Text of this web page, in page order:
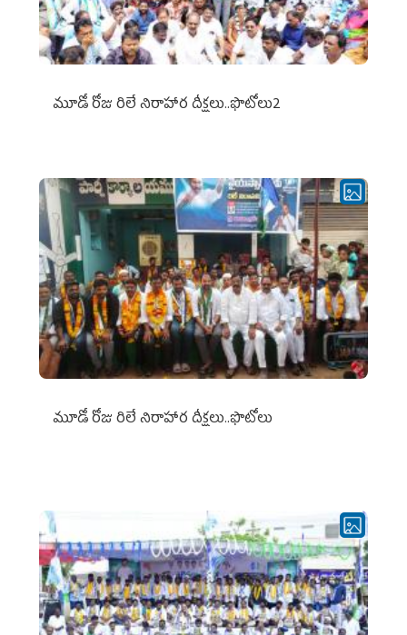
మూడో రోజు రిలే నిరాహార దీక్షలు..ఫొటోలు2
మూడో రోజు రిలే నిరాహార దీక్షలు..ఫొటోలు